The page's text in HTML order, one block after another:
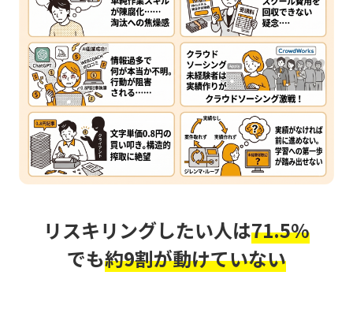
リスキリングしたい人は71.5%
でも約9割が動けていない